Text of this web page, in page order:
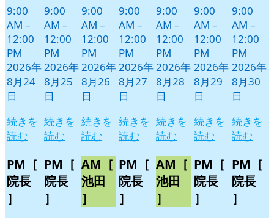
9:00
AM –
12:00
PM
2026年
8月24
日
続きを
読む
PM［
院長
］
9:00
AM –
12:00
PM
2026年
8月25
日
続きを
読む
PM［
院長
］
9:00
AM –
12:00
PM
2026年
8月26
日
続きを
読む
AM［
池田
］
9:00
AM –
12:00
PM
2026年
8月27
日
続きを
読む
PM［
院長
］
9:00
AM –
12:00
PM
2026年
8月28
日
続きを
読む
AM［
池田
］
9:00
AM –
12:00
PM
2026年
8月29
日
続きを
読む
PM［
院長
］
9:00
AM –
12:00
PM
2026年
8月30
日
続きを
読む
PM［
院長
］